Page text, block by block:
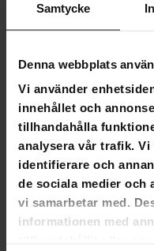
Samtycke
Denna webbplats
Vi använder
innehållet och
tillhandahålla
analysera vår trafik.
identifierare och
de sociala medier och
vi samarbetar med.
informationen med
60 dagars
Snabb & pålitlig
Flexibla
Fit'n Shape
Fit'n Shape Olympia